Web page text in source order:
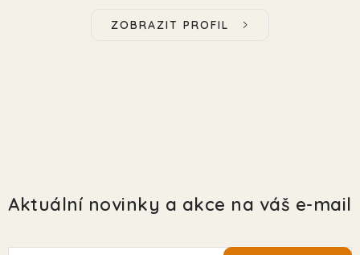
ZOBRAZIT PROFIL
Aktuální novinky a akce na váš e-mail